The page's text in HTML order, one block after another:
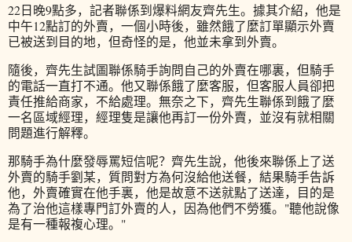
22日晚9點多，記者聯係到爆料網友齊先生。據其介紹，他是
中午12點訂的外賣，一個小時後，雖然餓了麼訂單顯示外賣
已被送到目的地，但奇怪的是，他並未拿到外賣。
隨後，齊先生試圖聯係騎手詢問自己的外賣在哪裏，但騎手
的電話一直打不通。他又聯係餓了麼客服，但客服人員卻把
責任推給商家，不給處理。無奈之下，齊先生聯係到餓了麼
一名區域經理，經理隻是讓他再訂一份外賣，並沒有就相關
問題進行解釋。
那騎手為什麼發辱罵短信呢？齊先生說，他後來聯係上了送
外賣的騎手劉某，質問對方為何沒給他送餐，結果騎手告訴
他，外賣確實在他手裏，他是故意不送就點了送達，目的是
為了治他這樣專門訂外賣的人，因為他們不勞獲。"聽他說像
是有一種報複心理。"